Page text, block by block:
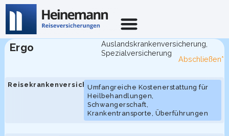
Ergo Auslandskrankenversicherung
Spezialversicherung
Abschließen*
ReisekrankenversicherungUmfangreiche Kostenerstattung für
Heilbehandlungen,
Schwangerschaft,
Krankentransporte, Überführungen